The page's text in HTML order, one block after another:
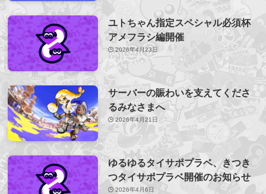
ユトちゃん指定スペシャル必須杯
アメフラシ編開催
2026年4月23日
サーバーの賑わいを支えてくださ
るみなさまへ
2026年4月21日
ゆるゆるタイサポプラベ、きつき
つタイサポプラベ開催のお知らせ
2026年4月6日